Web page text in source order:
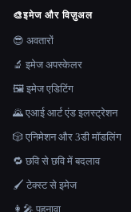
🎨इमेज और विज़ुअल
😎 अवतारों
🔬 इमेज अपस्केलर
🖼️ इमेज एडिटिंग
🌄 एआई आर्ट एंड इलस्ट्रेशन
🎲 एनिमेशन और 3डी मॉडलिंग
🔁 छवि से छवि में बदलाव
🖌️ टेक्स्ट से इमेज
👩‍🎤 पहनावा